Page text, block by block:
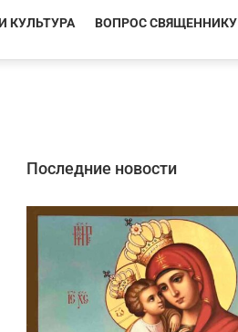
КУЛЬТУРА ВОПРОС СВЯЩЕННИКУ
Последние новости